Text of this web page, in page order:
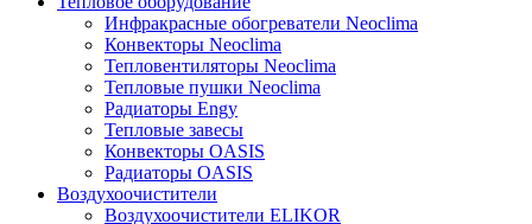
Инфракрасные обогреватели Neoclima
Конвекторы Neoclima
Тепловентиляторы Neoclima
Тепловые пушки Neoclima
Радиаторы Engy
Тепловые завесы
Конвекторы OASIS
Радиаторы OASIS
Воздухоочистители
Воздухоочистители ELIKOR